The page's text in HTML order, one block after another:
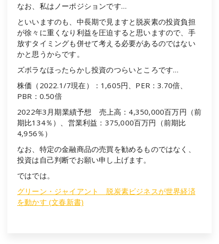
なお、私はノーポジションです…
といいますのも、中長期で見ますと脱炭素の投資負担
が徐々に重くなり利益を圧迫すると思いますので、手
放すタイミングも併せて考える必要があるのではない
かと思うからです。
ズボラなほったらかし投資のつらいところです…
株価（2022.1/7現在）：1,605円、PER：3.70倍、
PBR：0.50倍
2022年3月期業績予想 売上高：4,350,000百万円（前
期比134％）、営業利益：375,000百万円（前期比
4,956％）
なお、特定の金融商品の売買を勧めるものではなく、
投資は自己判断でお願い申し上げます。
ではでは。
グリーン・ジャイアント 脱炭素ビジネスが世界経済
を動かす (文春新書)